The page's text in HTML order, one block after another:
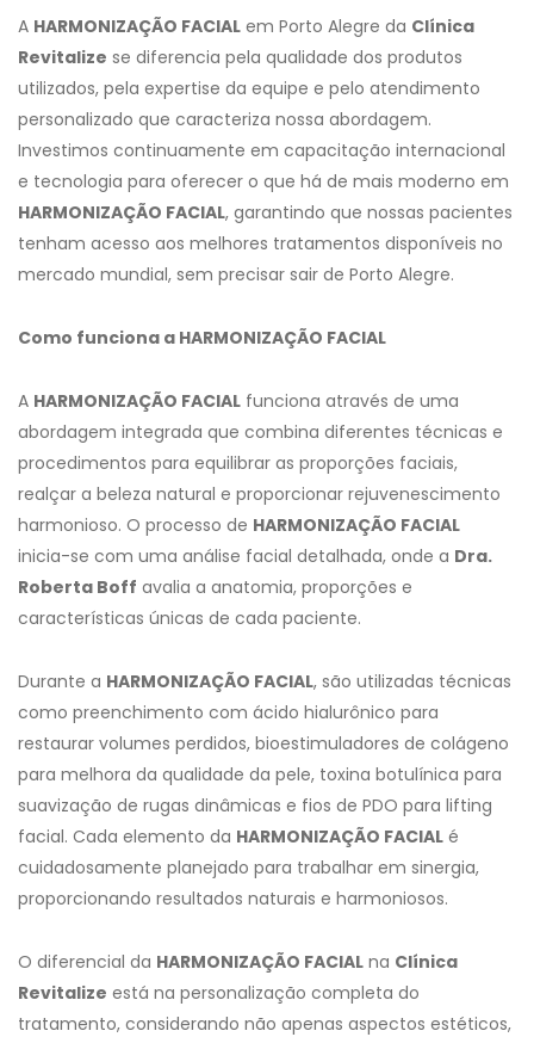
A HARMONIZAÇÃO FACIAL em Porto Alegre da Clínica
Revitalize se diferencia pela qualidade dos produtos
utilizados, pela expertise da equipe e pelo atendimento
personalizado que caracteriza nossa abordagem.
Investimos continuamente em capacitação internacional
e tecnologia para oferecer o que há de mais moderno em
HARMONIZAÇÃO FACIAL, garantindo que nossas pacientes
tenham acesso aos melhores tratamentos disponíveis no
mercado mundial, sem precisar sair de Porto Alegre.
Como funciona a HARMONIZAÇÃO FACIAL
A HARMONIZAÇÃO FACIAL funciona através de uma
abordagem integrada que combina diferentes técnicas e
procedimentos para equilibrar as proporções faciais,
realçar a beleza natural e proporcionar rejuvenescimento
harmonioso. O processo de HARMONIZAÇÃO FACIAL
inicia-se com uma análise facial detalhada, onde a Dra.
Roberta Boff avalia a anatomia, proporções e
características únicas de cada paciente.
Durante a HARMONIZAÇÃO FACIAL, são utilizadas técnicas
como preenchimento com ácido hialurônico para
restaurar volumes perdidos, bioestimuladores de colágeno
para melhora da qualidade da pele, toxina botulínica para
suavização de rugas dinâmicas e fios de PDO para lifting
facial. Cada elemento da HARMONIZAÇÃO FACIAL é
cuidadosamente planejado para trabalhar em sinergia,
proporcionando resultados naturais e harmoniosos.
O diferencial da HARMONIZAÇÃO FACIAL na Clínica
Revitalize está na personalização completa do
tratamento, considerando não apenas aspectos estéticos,